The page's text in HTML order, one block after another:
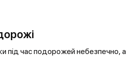
під час подорожей небезпечно, а